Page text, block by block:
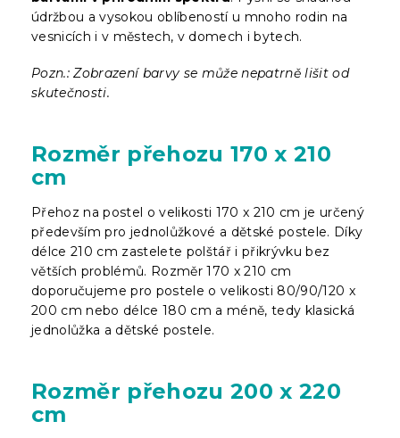
údržbou a vysokou oblíbeností u mnoho rodin na
vesnicích i v městech, v domech i bytech.
Pozn.: Zobrazení barvy se může nepatrně lišit od
skutečnosti.
Rozměr přehozu 170 x 210
cm
Přehoz na postel o velikosti 170 x 210 cm je určený
především pro jednolůžkové a dětské postele. Díky
délce 210 cm zastelete polštář i přikrývku bez
větších problémů. Rozměr 170 x 210 cm
doporučujeme pro postele o velikosti 80/90/120 x
200 cm nebo délce 180 cm a méně, tedy klasická
jednolůžka a dětské postele.
Rozměr přehozu 200 x 220
cm